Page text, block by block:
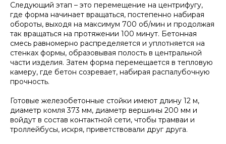
Следующий этап – это перемещение на центрифугу,
где форма начинает вращаться, постепенно набирая
обороты, выходя на максимум 700 об/мин и продолжая
так вращаться на протяжении 100 минут. Бетонная
смесь равномерно распределяется и уплотняется на
стенках формы, образовывая полость в центральной
части изделия. Затем форма перемещается в тепловую
камеру, где бетон созревает, набирая распалубочную
прочность.
Готовые железобетонные стойки имеют длину 12 м,
диаметр комля 373 мм, диаметр вершины 200 мм и
войдут в состав контактной сети, чтобы трамваи и
троллейбусы, искря, приветствовали друг друга.